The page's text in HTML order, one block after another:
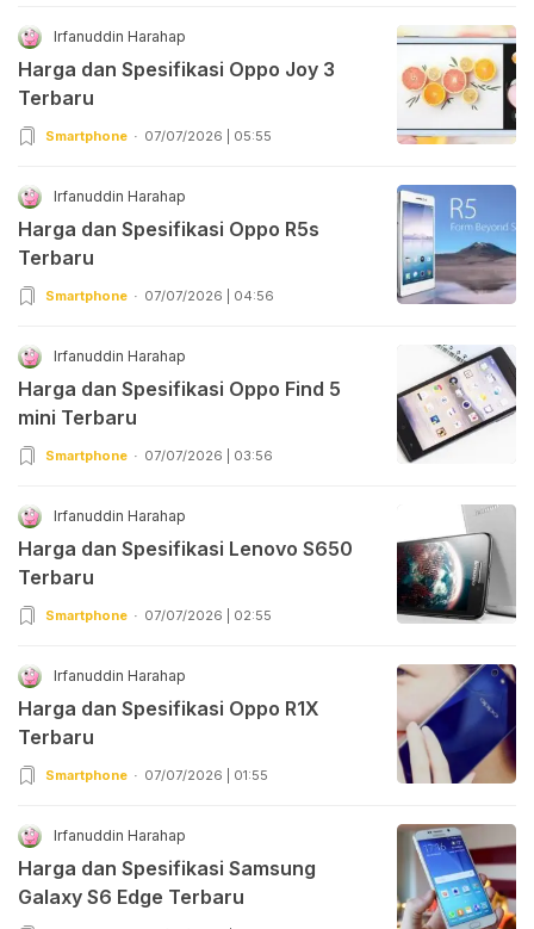
Irfanuddin Harahap
Harga dan Spesifikasi Oppo Joy 3
Terbaru
Smartphone 07/07/2026 | 05:55
Irfanuddin Harahap
Harga dan Spesifikasi Oppo R5s
Terbaru
Smartphone 07/07/2026 | 04:56
Irfanuddin Harahap
Harga dan Spesifikasi Oppo Find 5
mini Terbaru
Smartphone 07/07/2026 | 03:56
Irfanuddin Harahap
Harga dan Spesifikasi Lenovo S650
Terbaru
Smartphone 07/07/2026 | 02:55
Irfanuddin Harahap
Harga dan Spesifikasi Oppo R1X
Terbaru
Smartphone 07/07/2026 | 01:55
Irfanuddin Harahap
Harga dan Spesifikasi Samsung
Galaxy S6 Edge Terbaru